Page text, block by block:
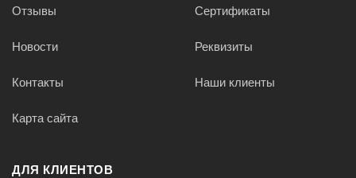
Отзывы Сертификаты
Новости Реквизиты
Контакты Наши клиенты
Карта сайта
ДЛЯ КЛИЕНТОВ